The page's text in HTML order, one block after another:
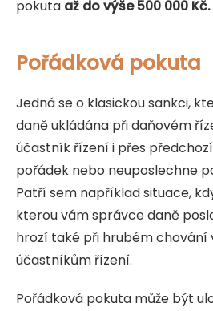
pokuta až do výše 500 000 Kč.
Pořádková pokuta
Jedná se o klasickou sankci,
daně ukládána při daňovém
účastník řízení i přes
pořádek nebo neuposlechne
Patří sem například situace,
kterou vám správce daně
hrozí také při hrubém
účastníkům řízení.
Pořádková pokuta může být